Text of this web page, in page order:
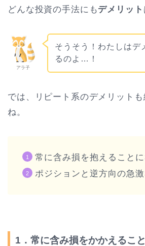
どんな投資の手法にもデメリット
アラ子
そうそう！わたしはデ
るのよ…！
では、リピート系のデメリット
ね。
常に含み損を抱えること
ポジションと逆方向の急
1．常に含み損をかかえるこ